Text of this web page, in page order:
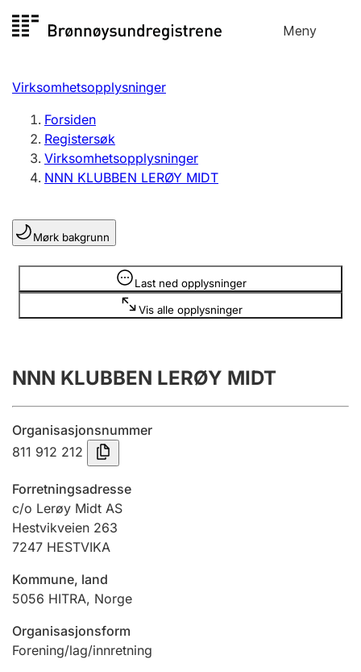
til
Meny
Registersøk
Aksjeselskap
Enkeltpersonforetak
Registrere, endre, slette
Lag og forening
Registrere, endre, slette
Årsregnskap
Innsending og forsinkelsesgebyr
Tinglysing
Jeger
Betaling og jegeravgiftskort
Ektepaktveileder
Virksomhetsopplysninger
Forsiden
Registersøk
Virksomhetsopplysninger
NNN KLUBBEN LERØY MIDT
Mørk bakgrunn
Last ned opplysninger
Vis alle opplysninger
Opplysninger er skjult
NNN KLUBBEN LERØY MIDT
Organisasjonsnummer
811 912 212
Forretningsadresse
c/o Lerøy Midt AS
Hestvikveien 263
7247 HESTVIKA
Kommune, land
5056 HITRA, Norge
Organisasjonsform
Forening/lag/innretning